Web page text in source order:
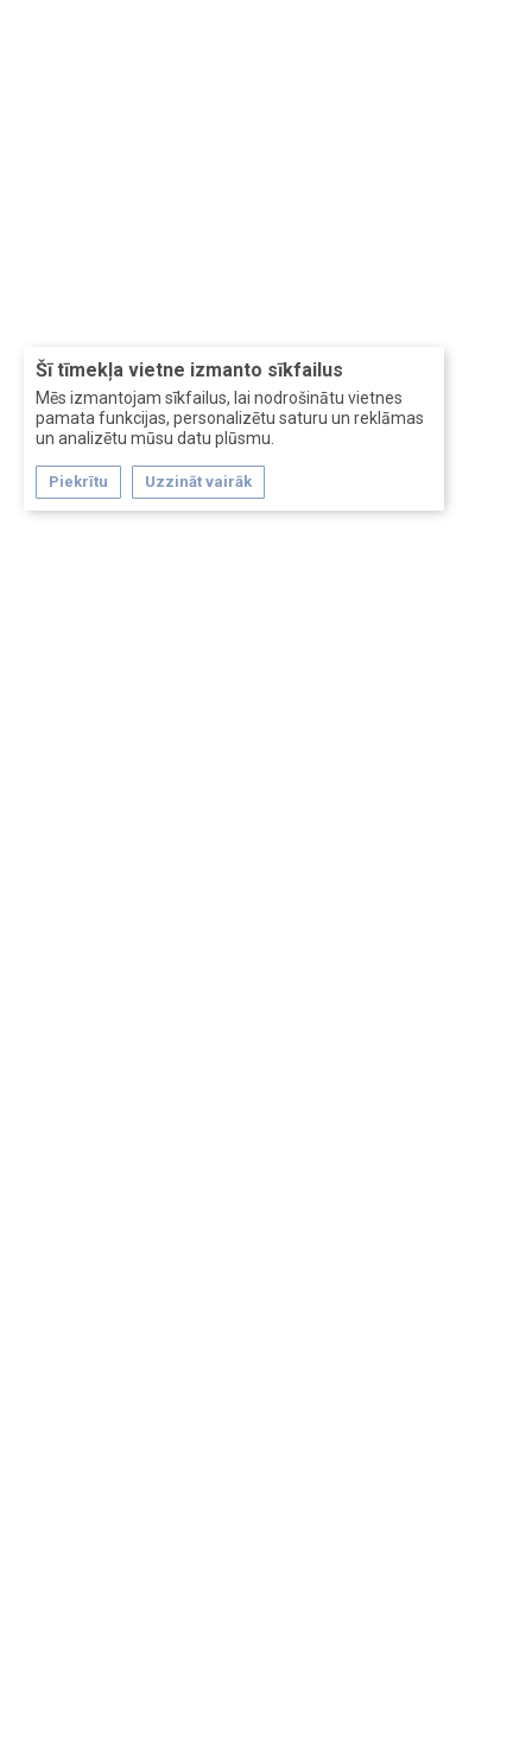
Šī tīmekļa vietne izmanto sīkfailus
Mēs izmantojam sīkfailus, lai nodrošinātu vietnes
pamata funkcijas, personalizētu saturu un reklāmas
un analizētu mūsu datu plūsmu.
Piekrītu Uzzināt vairāk